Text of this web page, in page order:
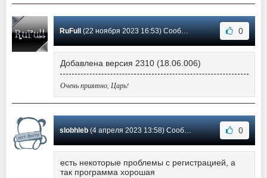
RuFull (22 ноября 2023 16:53) Сообщение #15 0
Добавлена версия 2310 (18.06.006)
Очень приятно, Царь!
slobhleb(4 апреля 2023 13:58) Сообщение #14 0
есть некоторые проблемы с регистрацией, а
так программа хорошая